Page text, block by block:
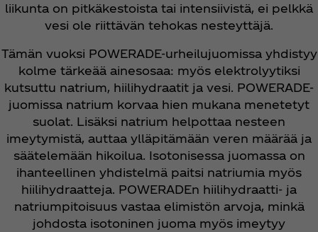
liikunta on pitkäkestoista tai intensiivistä, ei pelkkä
vesi ole riittävän tehokas nesteyttäjä.
Tämän vuoksi POWERADE-urheilujuomissa yhdistyy
kolme tärkeää ainesosaa: myös elektrolyytiksi
kutsuttu natrium, hiilihydraatit ja vesi. POWERADE-
juomissa natrium korvaa hien mukana menetetyt
suolat. Lisäksi natrium helpottaa nesteen
imeytymistä, auttaa ylläpitämään veren määrää ja
säätelemään hikoilua. Isotonisessa juomassa on
ihanteellinen yhdistelmä paitsi natriumia myös
hiilihydraatteja. POWERADEn hiilihydraatti- ja
natriumpitoisuus vastaa elimistön arvoja, minkä
johdosta isotoninen juoma myös imeytyy